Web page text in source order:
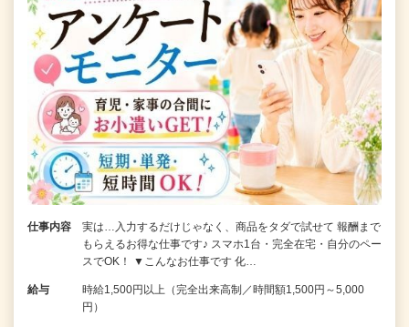
仕事内容
実は…入力するだけじゃなく、商品をタダで試せて 報酬まで
もらえるお得な仕事です♪ スマホ1台・完全在宅・自分のペー
スでOK！ ▼こんなお仕事です 化…
給与
時給1,500円以上（完全出来高制／時間額1,500円～5,000
円）